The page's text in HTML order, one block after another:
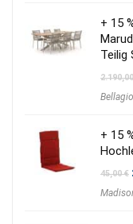
+ 15
Teilig
+ 15
45,00€